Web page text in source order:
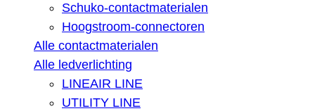
Schuko-contactmaterialen
Hoogstroom-connectoren
Alle contactmaterialen
Alle ledverlichting
LINEAIR LINE
UTILITY LINE